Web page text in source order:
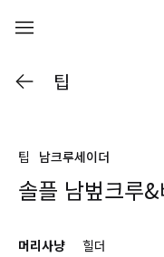
팁
팁 남크루세이더
솔플 남벞크루
머리사냥
힐더